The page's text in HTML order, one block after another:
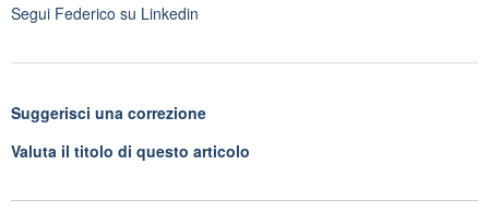
Segui Federico su Linkedin
Suggerisci una correzione
Valuta il titolo di questo articolo